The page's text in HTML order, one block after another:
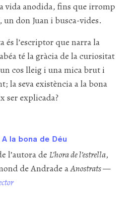
vida anodida, fins que irromp
un don Juan i busca-vides.
és l’escriptor que narra la
té la gràcia de la curiositat
cos lleig i una mica brut i
la seva existència a la bona
ser explicada?
la bona de Déu
l’autora de L’hora de l’estrella,
de Andrade aAnostrats —